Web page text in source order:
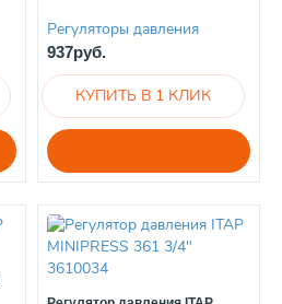
Регуляторы давления
937руб.